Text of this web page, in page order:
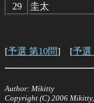
29
圭太
[予選 第10問] [予選
Author: Mikitty
Copyright (C) 2006 Mikitty,